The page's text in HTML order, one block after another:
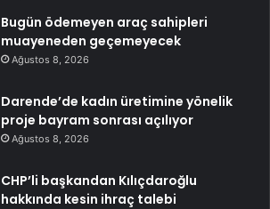
Bugün ödemeyen araç sahipleri
muayeneden geçemeyecek
Ağustos 8, 2026
Darende’de kadın üretimine yönelik
proje bayram sonrası açılıyor
Ağustos 8, 2026
CHP’li başkandan Kılıçdaroğlu
hakkında kesin ihraç talebi